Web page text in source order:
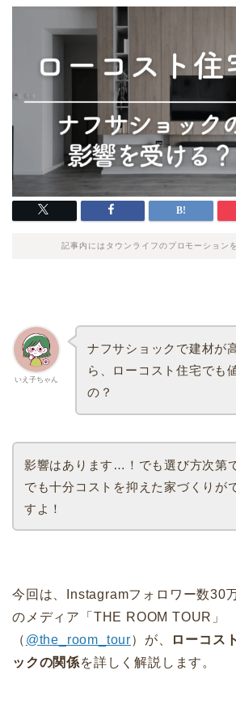
記事内にはタウンライフのプロモーション
いえ子ちゃん
ナフサショックで建材が
ら、ローコスト住宅でも
の？
影響はあります…！でも選び方次第
でも十分コストを抑えた家づくりが
すよ！
今回は、Instagramフォロワー数30
のメディア「THE ROOM TOUR」
（ @the_room_tour）が、
ローコス
ックの関係を詳しく解説します。